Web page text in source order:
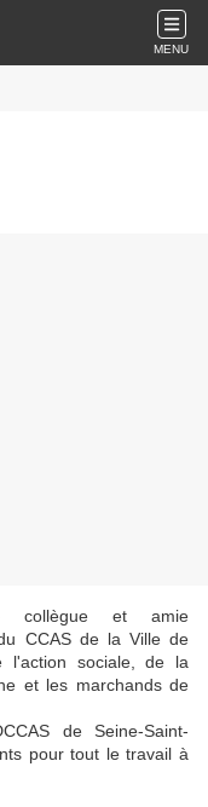
MENU
collègue et amie
CCAS de la Ville de
l'action sociale, de la
et les marchands de
de Seine-Saint-
pour tout le travail à